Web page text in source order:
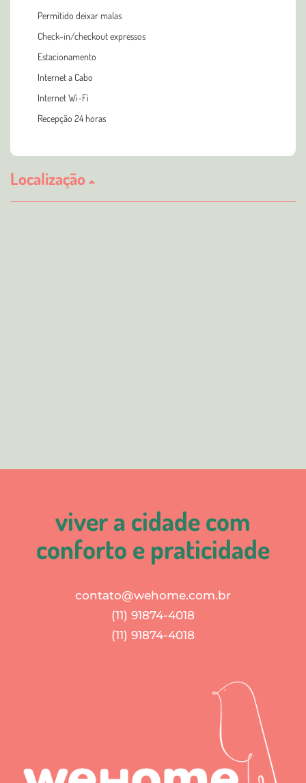
Permitido deixar malas
Check-in/checkout expressos
Estacionamento
Internet a Cabo
Internet Wi-Fi
Recepção 24 horas
Localização
viver a cidade com
conforto e praticidade
contato@wehome.com.br
(11) 91874-4018
(11) 91874-4018